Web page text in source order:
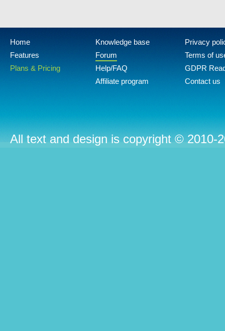
Home
Features
Plans & Pricing
Knowledge base
Forum
Help/FAQ
Affiliate program
Privacy
Terms of
GDPR
Contact us
All text and design is copyright © 2010-